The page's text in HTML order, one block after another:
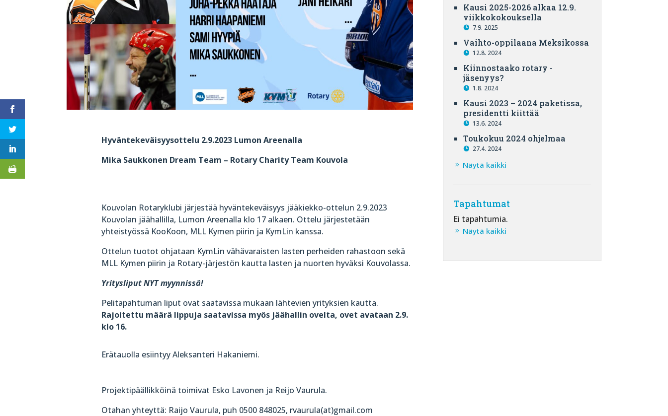
Hyväntekeväisyysottelu 2.9.2023 Lumon Areenalla
Mika Saukkonen Dream Team – Rotary Charity Team Kouvola
Kouvolan Rotaryklubi järjestää hyväntekeväisyys jääkiekko-ottelun 2.9.2023
Kouvolan jäähallilla, Lumon Areenalla klo 17 alkaen. Ottelu järjestetään
yhteistyössä KooKoon, MLL Kymen piirin ja KymLin kanssa.
Ottelun tuotot ohjataan KymLin vähävaraisten lasten perheiden rahastoon sekä
MLL Kymen piirin ja Rotary-järjestön kautta lasten ja nuorten hyväksi Kouvolassa.
Yritysliput NYT myynnissä!
Pelitapahtuman liput ovat saatavissa mukaan lähtevien yrityksien kautta.
Rajoitettu määrä lippuja saatavissa myös jäähallin ovelta, ovet avataan 2.9.
klo 16.
Erätauolla esiintyy Aleksanteri Hakaniemi.
Projektipäällikköinä toimivat Esko Lavonen ja Reijo Vaurula.
Otahan yhteyttä: Raijo Vaurula, puh 0500 848025, rvaurula(at)gmail.com
Kausi 2025-2026 alkaa 12.9.
viikkokokouksella
7.9. 2025
Vaihto-oppilaana Meksikossa
12.8. 2024
Kiinnostaako rotary -
jäsenyys?
1.8. 2024
Kausi 2023 – 2024 paketissa,
presidentti kiittää
13.6. 2024
Toukokuu 2024 ohjelmaa
27.4. 2024
Näytä kaikki
Tapahtumat
Ei tapahtumia.
Näytä kaikki